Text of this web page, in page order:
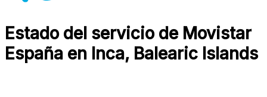
Estado del servicio de Movistar
España en Inca, Balearic Islands